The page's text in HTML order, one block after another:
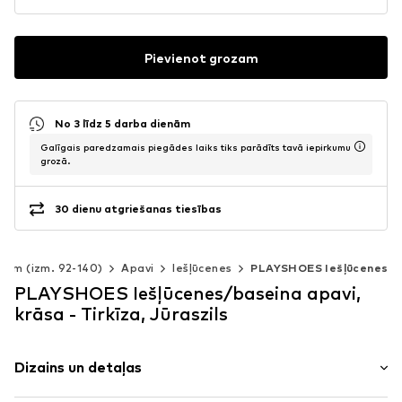
Pievienot grozam
No 3 līdz 5 darba dienām
Galīgais paredzamais piegādes laiks tiks parādīts tavā iepirkumu
grozā.
30 dienu atgriešanas tiesības
(izm. 92-140) Apavi Iešļūcenes PLAYSHOES Iešļūcenes
PLAYSHOES Iešļūcenes/baseina apavi,
krāsa - Tirkīza, Jūraszils
Dizains un detaļas